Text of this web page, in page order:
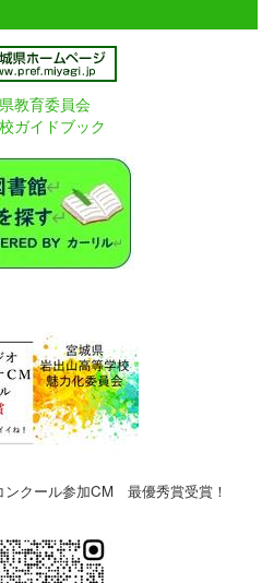
教育委員会
ガイドブック
クール参加CM 最優秀賞受賞！